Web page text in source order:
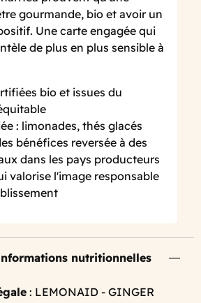
gourmande, bio et avoir un
Une carte engagée qui
de plus en plus sensible à
bio et issues du
: limonades, thés glacés
bénéfices reversée à des
dans les pays producteurs
valorise l'image responsable
nutritionnelles
: LEMONAID - GINGER